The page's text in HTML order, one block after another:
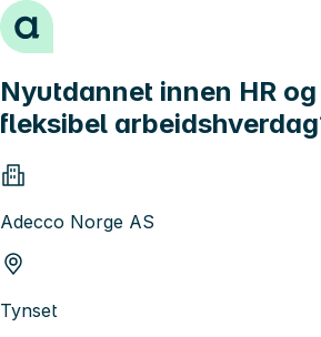
Hopp til innhold
Nyutdannet innen HR
fleksibel
Adecco Norge AS
Tynset